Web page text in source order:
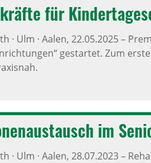
für
· Ulm · Aalen, 22.05.2025–
gestartet. Zum
im
· Ulm · Aalen, 28.07.2023–